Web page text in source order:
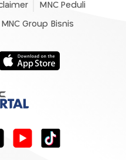
MNC Peduli
MNC Group Bisnis